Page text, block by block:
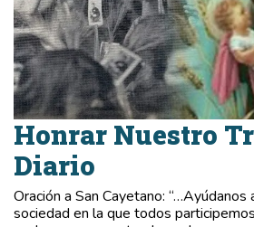
Honrar Nuestro
Diario
Oración a San Cayetano: “…Ayúdanos
sociedad en la que todos